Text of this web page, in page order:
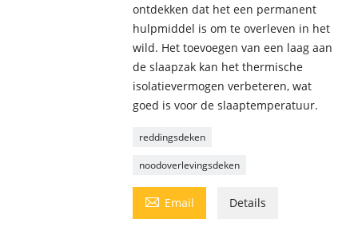
ontdekken dat het een permanent
hulpmiddel is om te overleven in het
wild. Het toevoegen van een laag aan
de slaapzak kan het thermische
isolatievermogen verbeteren, wat
goed is voor de slaaptemperatuur.
reddingsdeken
noodoverlevingsdeken
 Email Details